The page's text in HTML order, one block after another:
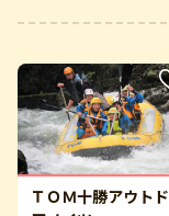
ＴＯＭ十勝アウトド